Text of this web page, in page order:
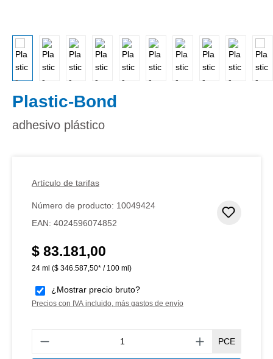
Plastic-Bond
adhesivo plástico
Artículo de tarifas
Número de producto: 10049424
EAN: 4024596074852
Precio normal:
$ 83.181,00
24 ml ($ 346.587,50* / 100 ml)
¿Mostrar precio bruto?
Precios con IVA incluido, más gastos de envío
PCE